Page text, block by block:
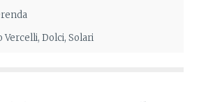
Vercelli,Dolci,Solari